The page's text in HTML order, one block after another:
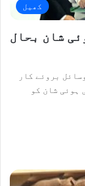
کھیل
شان بحال
بروئے کار
ہوئی شان کو